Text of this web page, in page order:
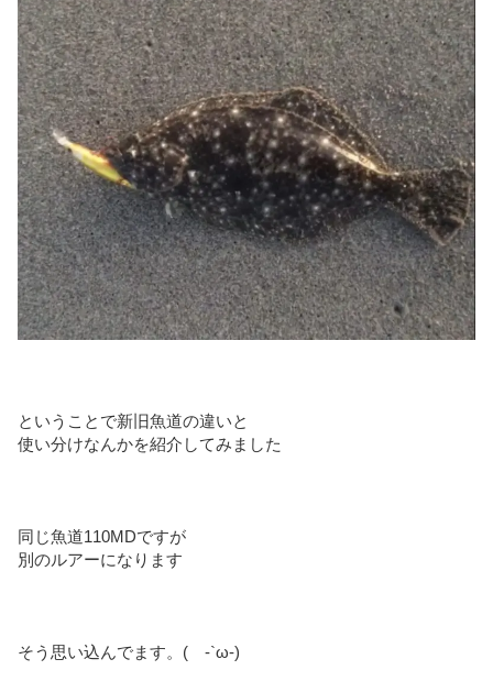
ということで新旧魚道の違いと
使い分けなんかを紹介してみました
同じ魚道110MDですが
別のルアーになります
そう思い込んでます。( -`ω-)